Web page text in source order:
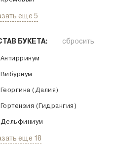
еще 5
БУКЕТА: сбросить
Антирринум
Вибурнум
Георгина (Далия)
Гортензия (Гидрангия)
Дельфиниум
еще 18